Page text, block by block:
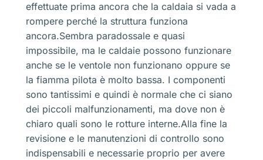
effettuate prima ancora che la caldaia si vada a
rompere perché la struttura funziona
ancora.Sembra paradossale e quasi
impossibile, ma le caldaie possono funzionare
anche se le ventole non funzionano oppure se
la fiamma pilota è molto bassa. I componenti
sono tantissimi e quindi è normale che ci siano
dei piccoli malfunzionamenti, ma dove non è
chiaro quali sono le rotture interne.Alla fine la
revisione e le manutenzioni di controllo sono
indispensabili e necessarie proprio per avere